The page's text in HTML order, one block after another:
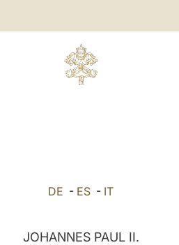
DE - ES - IT
JOHANNES PAUL II.